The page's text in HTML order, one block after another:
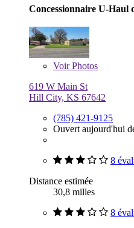
Concessionnaire U-Haul
VoirPhotos
619 W Main St
Hill City, KS 67642
(785) 421-9125
Ouvert aujourd'hui
8
Distance estimée
30,8 milles
8